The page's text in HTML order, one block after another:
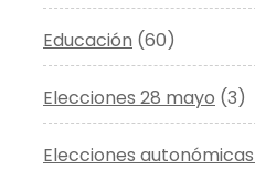
Educación (60)
Elecciones 28 mayo (3)
Elecciones